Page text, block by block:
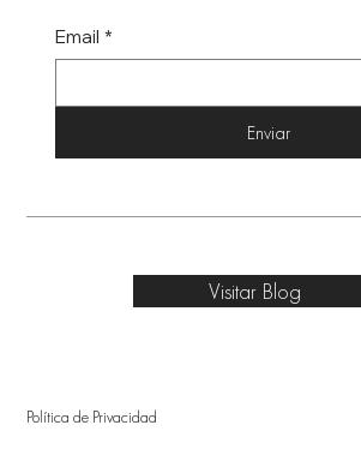
Email *
Enviar
Política de Privacidad
Visitar Blog